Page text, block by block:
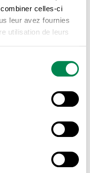
celles-ci
leur avez fournies
utilisation de leurs